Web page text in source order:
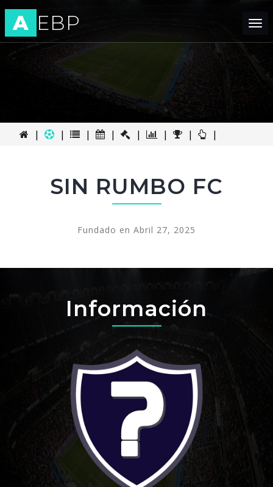
A EBP
| | | | | | | |
SIN RUMBO FC
Fundado en Abril 27, 2025
Información